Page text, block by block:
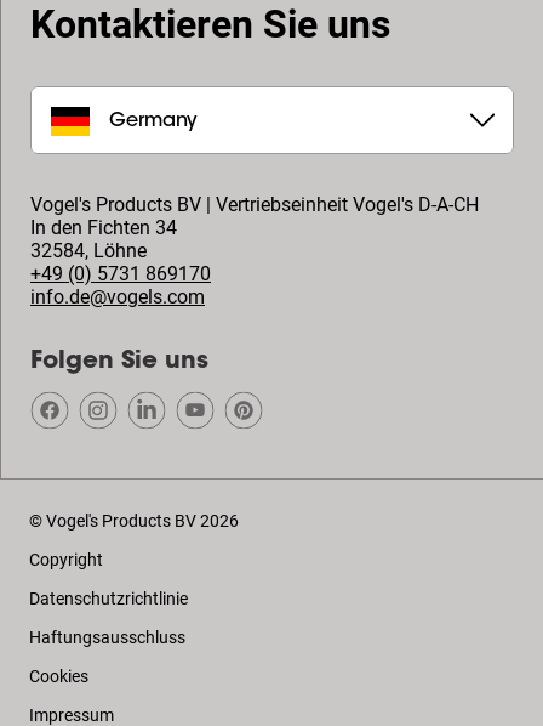
Kontaktieren Sie uns
Germany
Vogel's Products BV | Vertriebseinheit Vogel's D-A-CH
In den Fichten 34
32584, Löhne
+49 (0) 5731 869170
info.de@vogels.com
Folgen Sie uns
© Vogel's Products BV2026
Copyright
Datenschutzrichtlinie
Haftungsausschluss
Cookies
Impressum